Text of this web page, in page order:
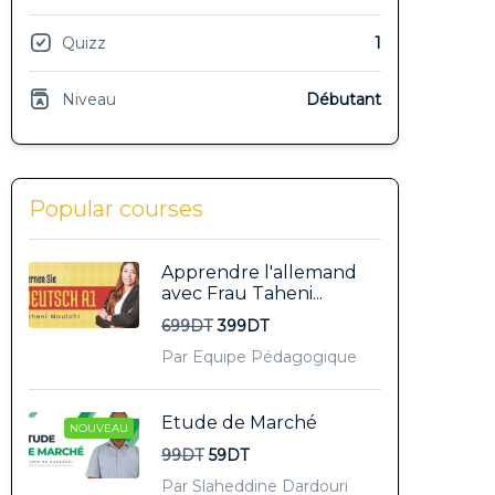
Quizz 1
Niveau Débutant
Popular courses
Apprendre l'allemand
avec Frau Taheni...
699DT 399DT
Par Equipe Pédagogique
NOUVEAU Etude de Marché
99DT 59DT
Par Slaheddine Dardouri